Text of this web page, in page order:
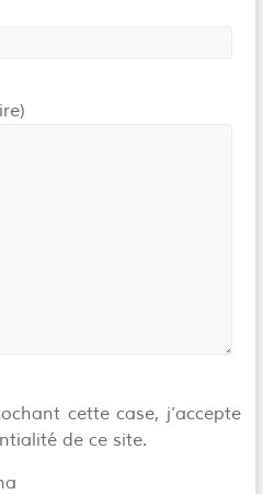
cette case, j’accepte
de ce site.